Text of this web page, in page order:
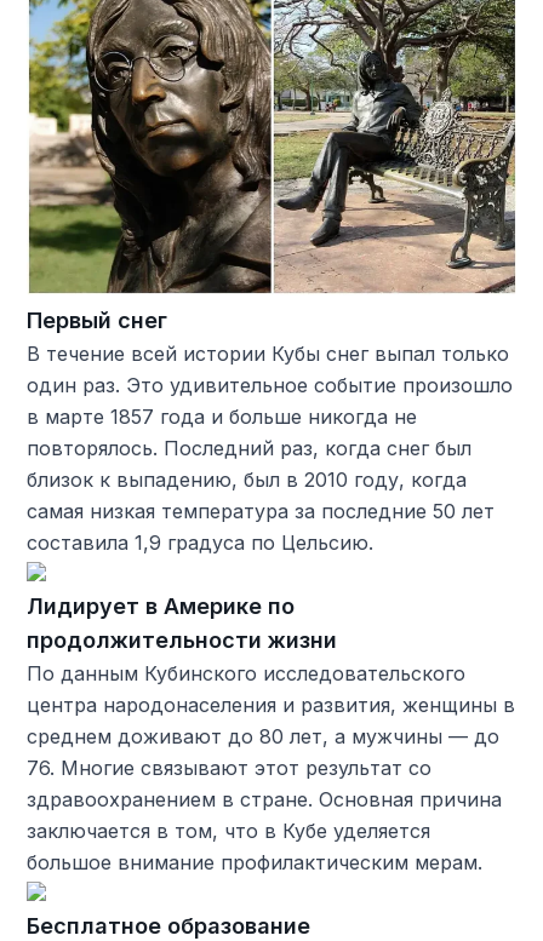
Первый снег
В течение всей истории Кубы снег выпал только
один раз. Это удивительное событие произошло
в марте 1857 года и больше никогда не
повторялось. Последний раз, когда снег был
близок к выпадению, был в 2010 году, когда
самая низкая температура за последние 50 лет
составила 1,9 градуса по Цельсию.
Лидирует в Америке по
продолжительности жизни
По данным Кубинского исследовательского
центра народонаселения и развития, женщины в
среднем доживают до 80 лет, а мужчины — до
76. Многие связывают этот результат со
здравоохранением в стране. Основная причина
заключается в том, что в Кубе уделяется
большое внимание профилактическим мерам.
Бесплатное образование